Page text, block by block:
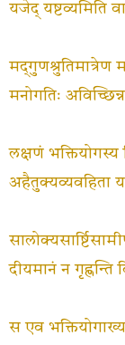
यजेद् यष्टव्यमिति
मद्‍गुणश्रुतिमात्रेण
मनोगतिः
लक्षणं भक्तियोगस्य
अहैतुक्यव्यवहिता
दीयमानं न
स एव